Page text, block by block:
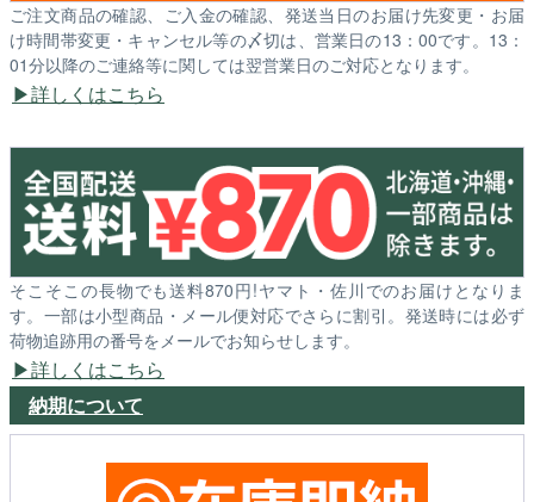
ご注文商品の確認、ご入金の確認、発送当日のお届け先変更・お届
け時間帯変更・キャンセル等の〆切は、営業日の13：00です。13：
01分以降のご連絡等に関しては翌営業日のご対応となります。
詳しくはこちら
そこそこの長物でも送料870円!ヤマト・佐川でのお届けとなりま
す。一部は小型商品・メール便対応でさらに割引。発送時には必ず
荷物追跡用の番号をメールでお知らせします。
詳しくはこちら
納期について